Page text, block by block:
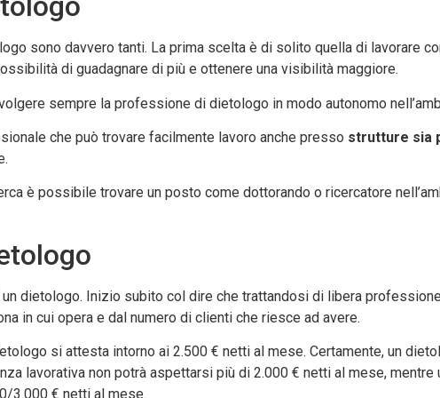
sono davvero tanti. La prima scelta è di solito quella di lavorare
di guadagnare di più e ottenere una visibilità maggiore.
sempre la professione di dietologo in modo autonomo
che può trovare facilmente lavoro anche presso strutture sia
è possibile trovare un posto come dottorando o ricercatore
dietologo. Inizio subito col dire che trattandosi di libera
in cui opera e dal numero di clienti che riesce ad avere.
si attesta intorno ai 2.500 € netti al mese. Certamente, un
lavorativa non potrà aspettarsi più di 2.000 € netti al mese, mentre
3.000 € netti al mese.